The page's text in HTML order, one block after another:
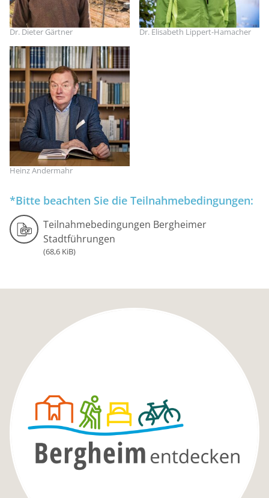
Dr. Dieter Gärtner Dr. Elisabeth Lippert-Hamacher
Heinz Andermahr
*Bitte beachten Sie die Teilnahmebedingungen:
Teilnahmebedingungen Bergheimer
Stadtführungen
(68,6 KiB)